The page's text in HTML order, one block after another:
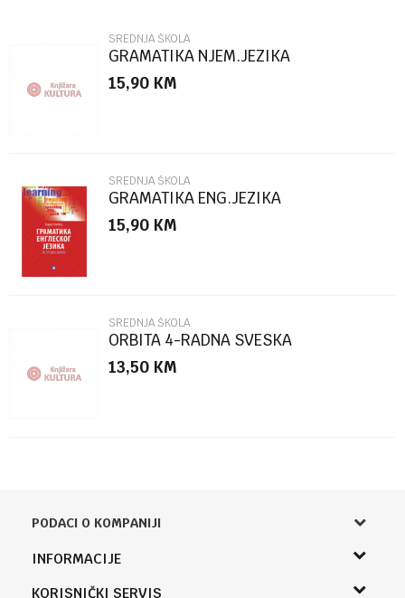
Poruka
POŠALJI
SREDNJA ŠKOLA
GRAMATIKA NJEM.JEZIKA
15,90 KM
SREDNJA ŠKOLA
GRAMATIKA ENG.JEZIKA
15,90 KM
SREDNJA ŠKOLA
ORBITA 4-RADNA SVESKA
13,50 KM
PODACI O KOMPANIJI
Knjižara Kultura
INFORMACIJE
O nama
KORISNIČKI SERVIS